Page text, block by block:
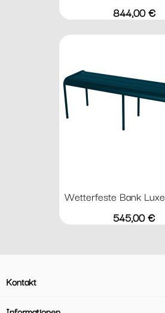
Preis
844,00 €
Wetterfeste Bank
Preis
545,00 €
Kontakt